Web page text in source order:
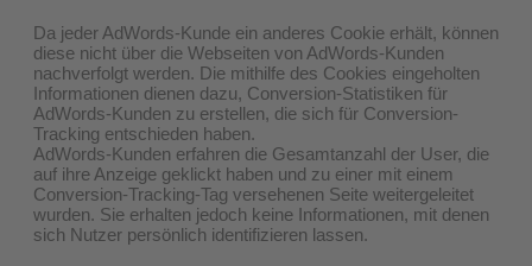
Da jeder AdWords-Kunde ein anderes Cookie erhält, können
diese nicht über die Webseiten von AdWords-Kunden
nachverfolgt werden. Die mithilfe des Cookies eingeholten
Informationen dienen dazu, Conversion-Statistiken für
AdWords-Kunden zu erstellen, die sich für Conversion-
Tracking entschieden haben.
AdWords-Kunden erfahren die Gesamtanzahl der User, die
auf ihre Anzeige geklickt haben und zu einer mit einem
Conversion-Tracking-Tag versehenen Seite weitergeleitet
wurden. Sie erhalten jedoch keine Informationen, mit denen
sich Nutzer persönlich identifizieren lassen.